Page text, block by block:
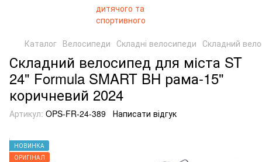
Каталог Велосипеди Складні велосипеди Складний
Складний велосипед для міста ST
24" Formula SMART BH рама-15"
коричневий 2024
Артикул: OPS-FR-24-389 Написати відгук
НОВИНКА
ОРИГІНАЛ